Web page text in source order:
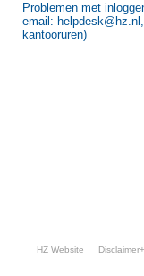
Problemen met
email:
kantooruren)
HZ Website